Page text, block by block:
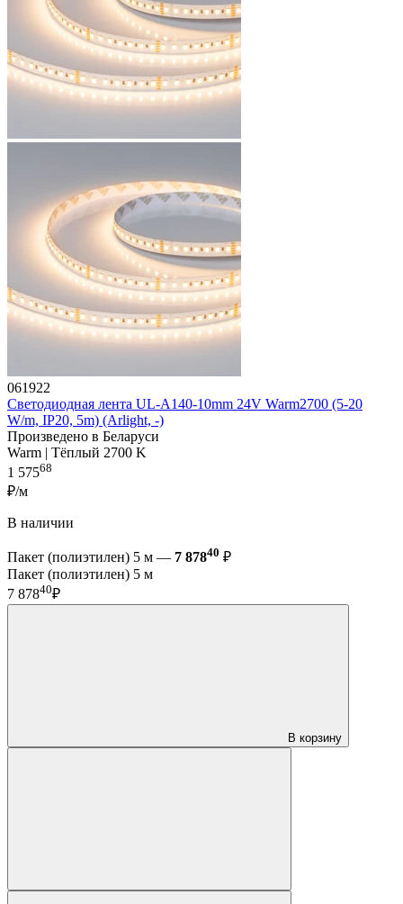
061922
Светодиодная лента UL-A140-10mm 24V Warm2700 (5-20
W/m, IP20, 5m) (Arlight, -)
Произведено в Беларуси
Warm | Тёплый 2700 K
1 57568
₽/м
В наличии
Пакет (полиэтилен) 5 м — 7 87840 ₽
Пакет (полиэтилен) 5 м
7 87840₽
В корзину